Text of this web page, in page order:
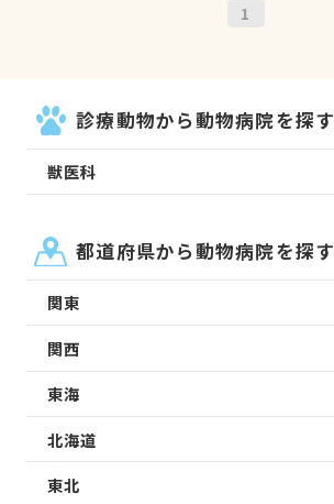
1
診療動物から動物病院を探す
獣医科
都道府県から動物病院を探す
関東
関西
東海
北海道
東北